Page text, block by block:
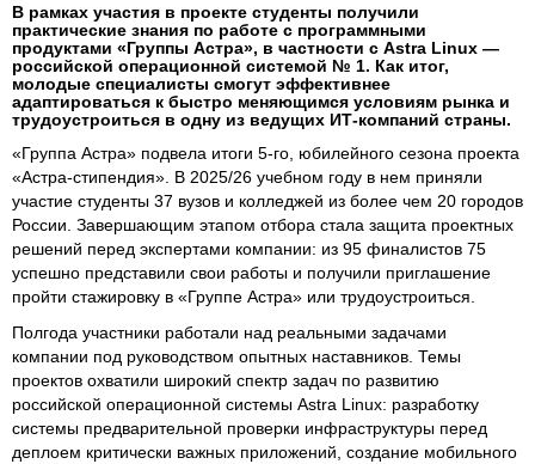
В рамках участия в проекте студенты получили
практические знания по работе с программными
продуктами «Группы Астра», в частности с Astra Linux —
российской операционной системой № 1. Как итог,
молодые специалисты смогут эффективнее
адаптироваться к быстро меняющимся условиям рынка и
трудоустроиться в одну из ведущих ИТ-компаний страны.
«Группа Астра» подвела итоги 5-го, юбилейного сезона проекта
«Астра-стипендия». В 2025/26 учебном году в нем приняли
участие студенты 37 вузов и колледжей из более чем 20 городов
России. Завершающим этапом отбора стала защита проектных
решений перед экспертами компании: из 95 финалистов 75
успешно представили свои работы и получили приглашение
пройти стажировку в «Группе Астра» или трудоустроиться.
Полгода участники работали над реальными задачами
компании под руководством опытных наставников. Темы
проектов охватили широкий спектр задач по развитию
российской операционной системы Astra Linux: разработку
системы предварительной проверки инфраструктуры перед
деплоем критически важных приложений, создание мобильного